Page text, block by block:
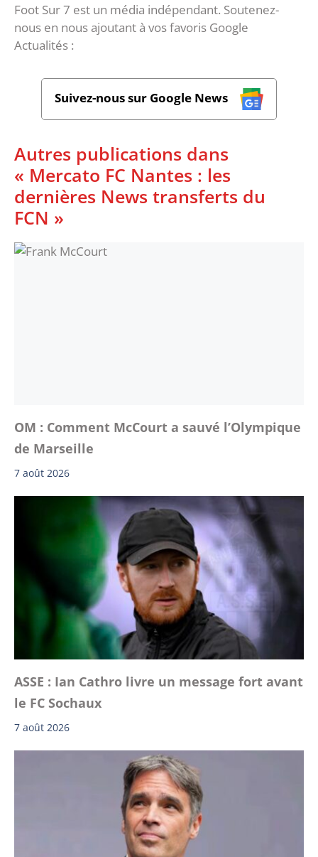
Foot Sur 7 est un média indépendant. Soutenez-
nous en nous ajoutant à vos favoris Google
Actualités :
Suivez-nous sur Google News
Autres publications dans
« Mercato FC Nantes : les
dernières News transferts du
FCN »
OM : Comment McCourt a sauvé l’Olympique
de Marseille
7 août 2026
ASSE : Ian Cathro livre un message fort avant
le FC Sochaux
7 août 2026